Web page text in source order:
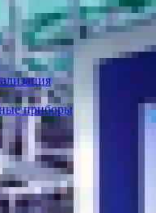
приборы